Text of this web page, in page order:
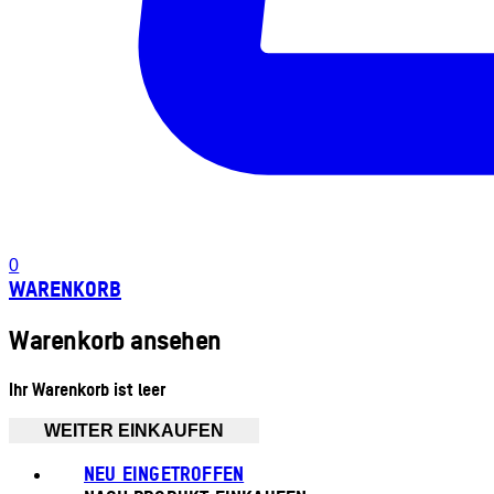
0
WARENKORB
Warenkorb ansehen
Ihr Warenkorb ist leer
WEITER EINKAUFEN
NEU EINGETROFFEN